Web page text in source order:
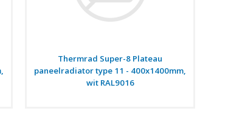
Thermrad Super-8 Plateau
paneelradiator type 11 - 400x1400mm,
wit RAL9016